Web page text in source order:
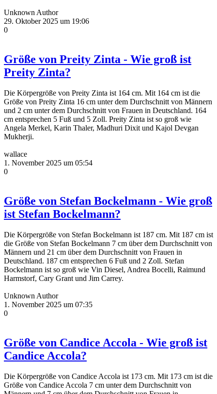
Unknown Author
29. Oktober 2025 um 19:06
0
Größe von Preity Zinta - Wie groß ist
Preity Zinta?
Die Körpergröße von Preity Zinta ist 164 cm. Mit 164 cm ist die
Größe von Preity Zinta 16 cm unter dem Durchschnitt von Männern
und 2 cm unter dem Durchschnitt von Frauen in Deutschland. 164
cm entsprechen 5 Fuß und 5 Zoll. Preity Zinta ist so groß wie
Angela Merkel, Karin Thaler, Madhuri Dixit und Kajol Devgan
Mukherji.
wallace
1. November 2025 um 05:54
0
Größe von Stefan Bockelmann - Wie groß
ist Stefan Bockelmann?
Die Körpergröße von Stefan Bockelmann ist 187 cm. Mit 187 cm ist
die Größe von Stefan Bockelmann 7 cm über dem Durchschnitt von
Männern und 21 cm über dem Durchschnitt von Frauen in
Deutschland. 187 cm entsprechen 6 Fuß und 2 Zoll. Stefan
Bockelmann ist so groß wie Vin Diesel, Andrea Bocelli, Raimund
Harmstorf, Cary Grant und Jim Carrey.
Unknown Author
1. November 2025 um 07:35
0
Größe von Candice Accola - Wie groß ist
Candice Accola?
Die Körpergröße von Candice Accola ist 173 cm. Mit 173 cm ist die
Größe von Candice Accola 7 cm unter dem Durchschnitt von